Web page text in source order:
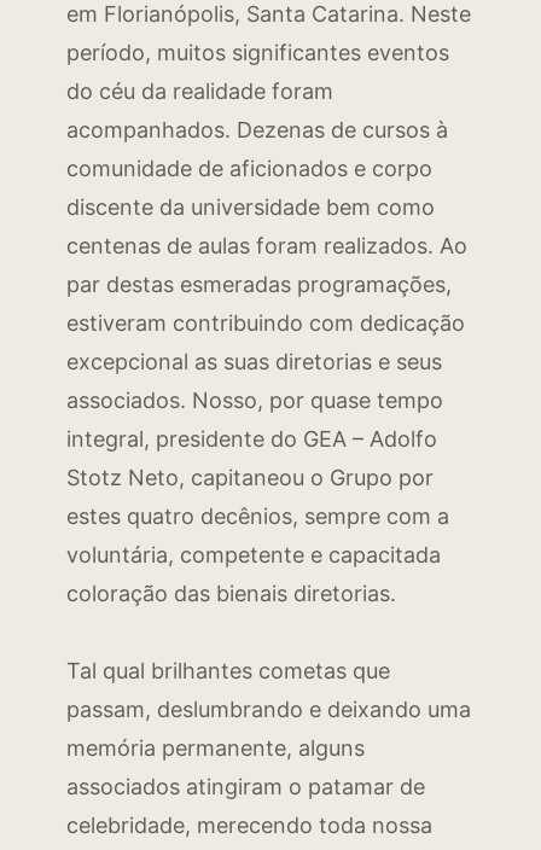
em Florianópolis, Santa Catarina. Neste
período, muitos significantes eventos
do céu da realidade foram
acompanhados. Dezenas de cursos à
comunidade de aficionados e corpo
discente da universidade bem como
centenas de aulas foram realizados. Ao
par destas esmeradas programações,
estiveram contribuindo com dedicação
excepcional as suas diretorias e seus
associados. Nosso, por quase tempo
integral, presidente do GEA – Adolfo
Stotz Neto, capitaneou o Grupo por
estes quatro decênios, sempre com a
voluntária, competente e capacitada
coloração das bienais diretorias.
Tal qual brilhantes cometas que
passam, deslumbrando e deixando uma
memória permanente, alguns
associados atingiram o patamar de
celebridade, merecendo toda nossa